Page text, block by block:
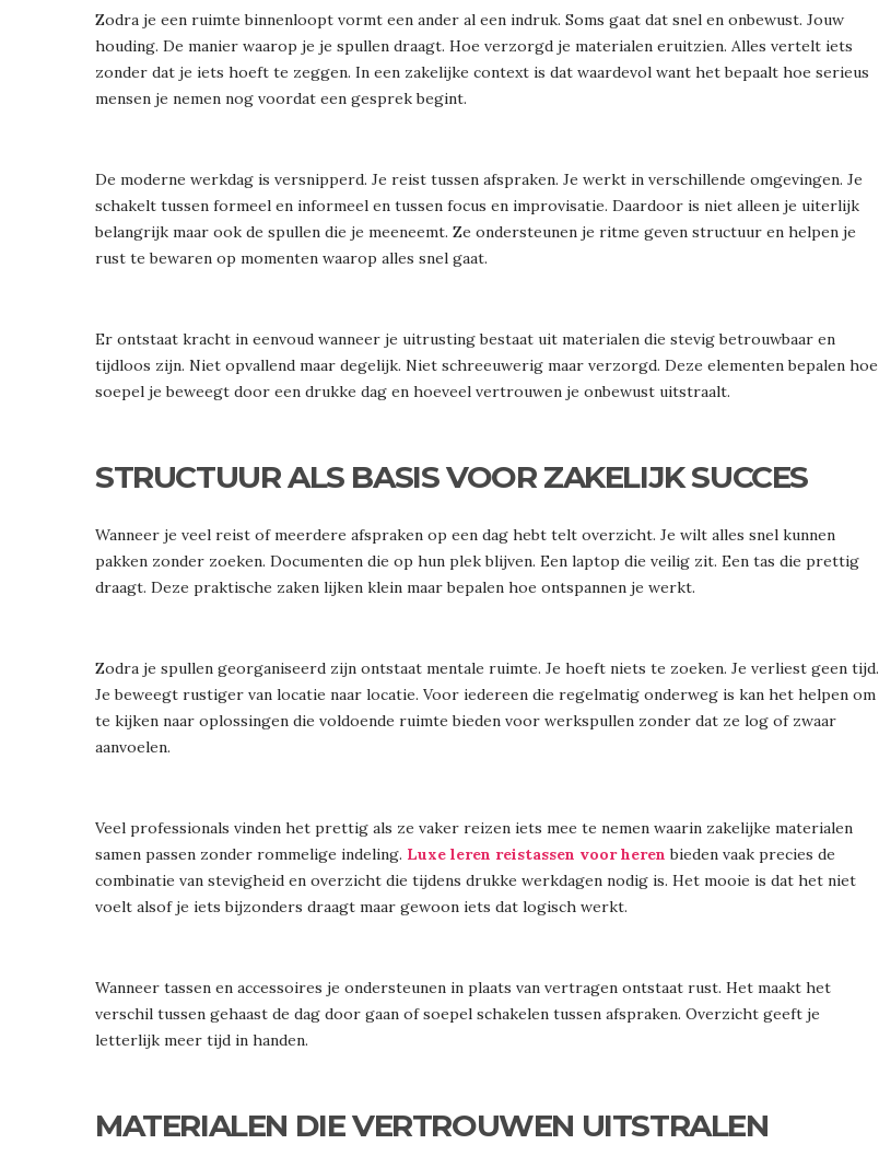
Zodra je een ruimte binnenloopt vormt een ander al een indruk. Soms gaat dat snel en onbewust. Jouw
houding. De manier waarop je je spullen draagt. Hoe verzorgd je materialen eruitzien. Alles vertelt iets
zonder dat je iets hoeft te zeggen. In een zakelijke context is dat waardevol want het bepaalt hoe serieus
mensen je nemen nog voordat een gesprek begint.
De moderne werkdag is versnipperd. Je reist tussen afspraken. Je werkt in verschillende omgevingen. Je
schakelt tussen formeel en informeel en tussen focus en improvisatie. Daardoor is niet alleen je uiterlijk
belangrijk maar ook de spullen die je meeneemt. Ze ondersteunen je ritme geven structuur en helpen je
rust te bewaren op momenten waarop alles snel gaat.
Er ontstaat kracht in eenvoud wanneer je uitrusting bestaat uit materialen die stevig betrouwbaar en
tijdloos zijn. Niet opvallend maar degelijk. Niet schreeuwerig maar verzorgd. Deze elementen bepalen hoe
soepel je beweegt door een drukke dag en hoeveel vertrouwen je onbewust uitstraalt.
STRUCTUUR ALS BASIS VOOR ZAKELIJK SUCCES
Wanneer je veel reist of meerdere afspraken op een dag hebt telt overzicht. Je wilt alles snel kunnen
pakken zonder zoeken. Documenten die op hun plek blijven. Een laptop die veilig zit. Een tas die prettig
draagt. Deze praktische zaken lijken klein maar bepalen hoe ontspannen je werkt.
Zodra je spullen georganiseerd zijn ontstaat mentale ruimte. Je hoeft niets te zoeken. Je verliest geen tijd.
Je beweegt rustiger van locatie naar locatie. Voor iedereen die regelmatig onderweg is kan het helpen om
te kijken naar oplossingen die voldoende ruimte bieden voor werkspullen zonder dat ze log of zwaar
aanvoelen.
Veel professionals vinden het prettig als ze vaker reizen iets mee te nemen waarin zakelijke materialen
samen passen zonder rommelige indeling. Luxe leren reistassen voor heren bieden vaak precies de
combinatie van stevigheid en overzicht die tijdens drukke werkdagen nodig is. Het mooie is dat het niet
voelt alsof je iets bijzonders draagt maar gewoon iets dat logisch werkt.
Wanneer tassen en accessoires je ondersteunen in plaats van vertragen ontstaat rust. Het maakt het
verschil tussen gehaast de dag door gaan of soepel schakelen tussen afspraken. Overzicht geeft je
letterlijk meer tijd in handen.
MATERIALEN DIE VERTROUWEN UITSTRALEN